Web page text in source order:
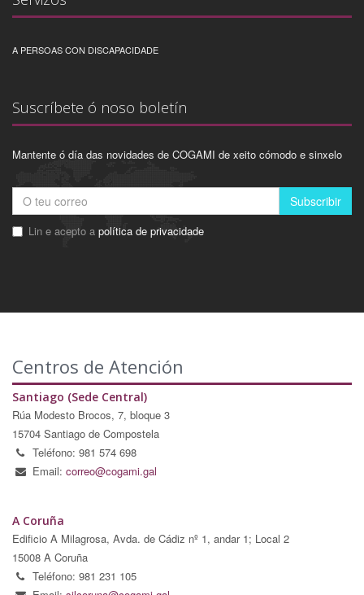
A PERSOAS CON DISCAPACIDADE
Suscríbete ó noso boletín
Mantente ó día das novidades de COGAMI de xeito cómodo e sinxelo
Subscribir
Lin e acepto a política de privacidade
Centros de Atención
Santiago (Sede Central)
Rúa Modesto Brocos, 7, bloque 3
15704 Santiago de Compostela
Teléfono: 981 574 698
Email: correo@cogami.gal
A Coruña
Edificio A Milagrosa, Avda. de Cádiz nº 1, andar 1; Local 2
15008 A Coruña
Teléfono: 981 231 105